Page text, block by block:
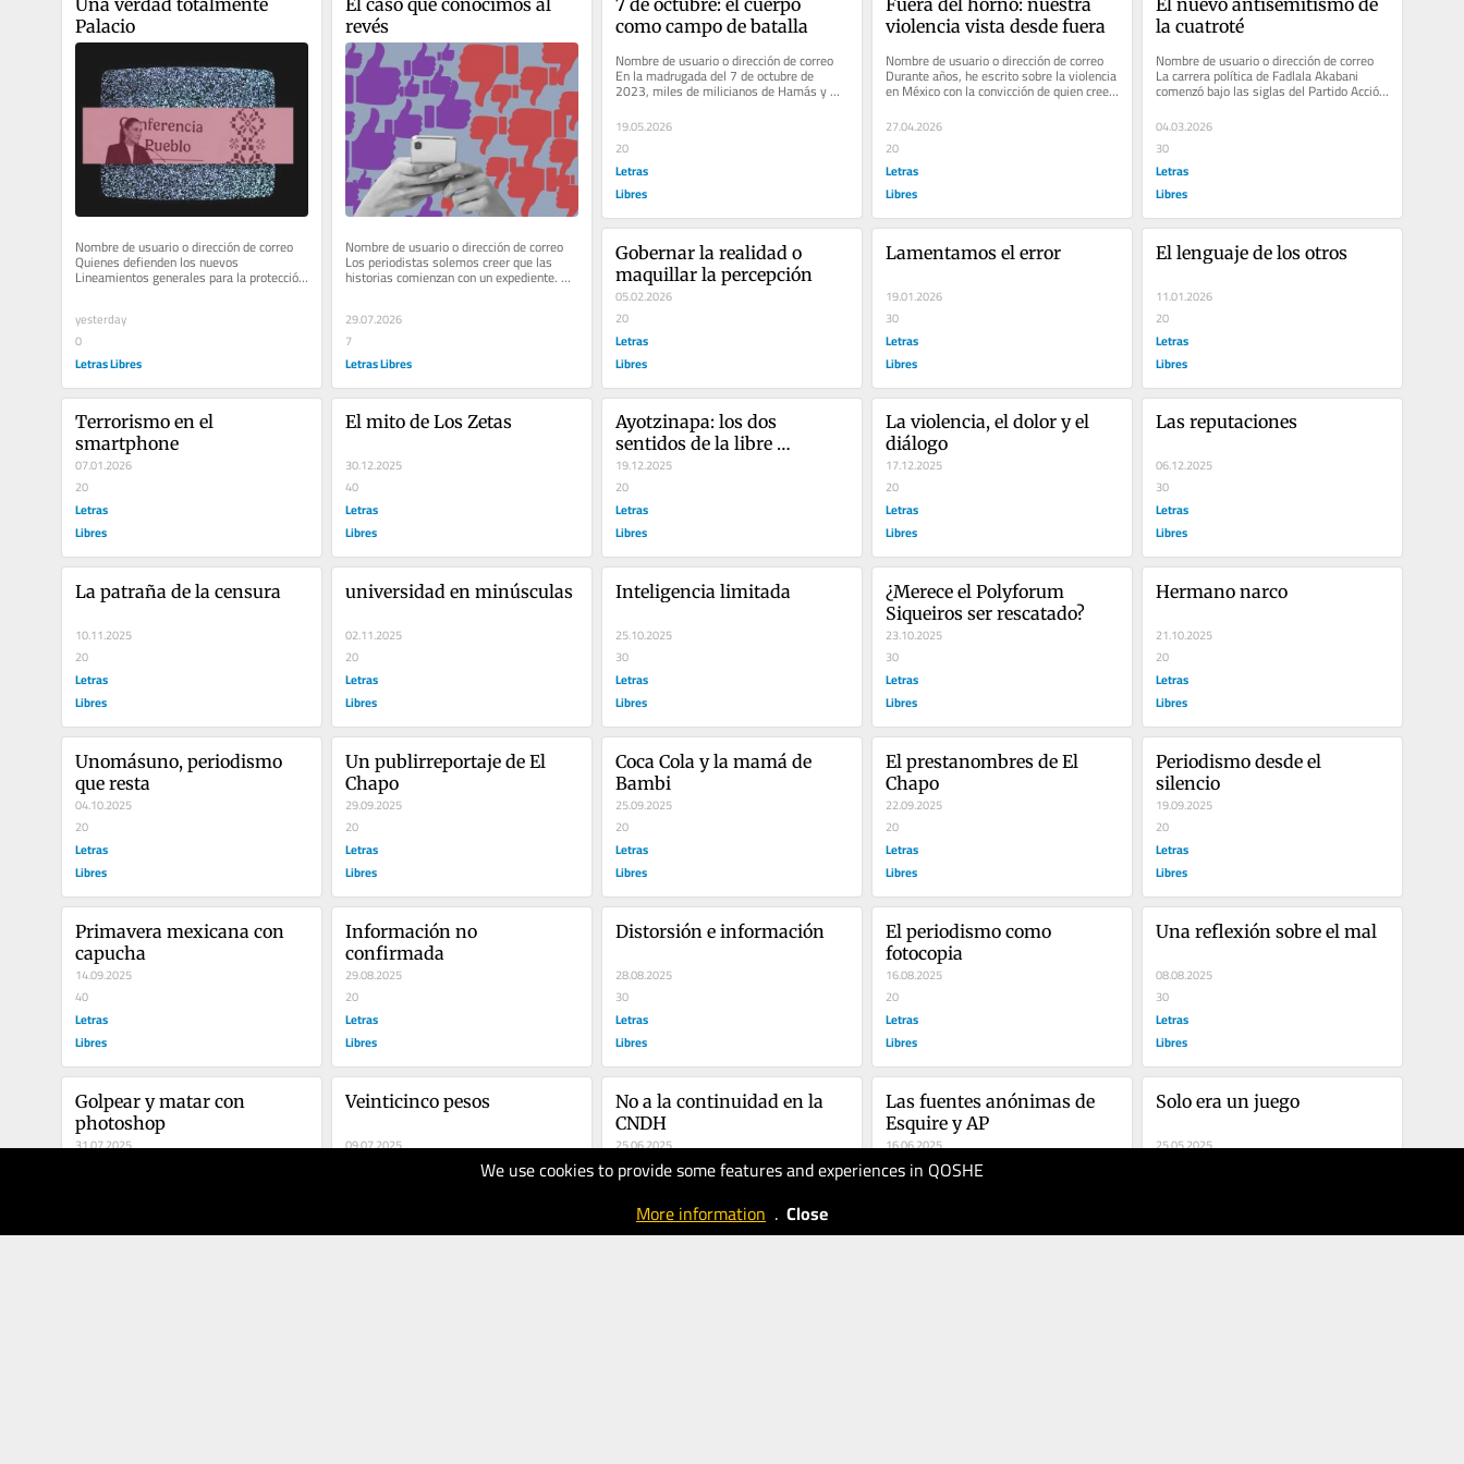
We use cookies to provide some features and experiences in QOSHE
More information . Close
Palacio
Nombre de usuario o dirección de correo
Quienes defienden los nuevos
Lineamientos generales para la protección
de los derechos de las audiencias han...
yesterday
0
Letras Libres
revés
Nombre de usuario o dirección de correo
Los periodistas solemos creer que las
historias comienzan con un expediente.
29.07.2026
7
Letras Libres
como campo de batalla
Nombre de usuario o dirección de correo
En la madrugada del 7 de octubre de
2023, miles de milicianos de Hamás y
civiles armados irrumpieron a...
19.05.2026
20
Letras
Libres
violencia vista desde fuera
Nombre de usuario o dirección de correo
Durante años, he escrito sobre la violencia
en México con la convicción de quien cree
27.04.2026
20
Letras
Libres
la cuatroté
Nombre de usuario o dirección de correo
La carrera política de Fadlala Akabani
comenzó bajo las siglas del Partido Acción
Nacional (PAN), donde...
04.03.2026
30
Letras
Libres
Gobernar la realidad o
maquillar la percepción
05.02.2026
20
Letras
Libres
Lamentamos el error
19.01.2026
30
Letras
Libres
El lenguaje de los otros
11.01.2026
20
Letras
Libres
Terrorismo en el
smartphone
07.01.2026
20
Letras
Libres
El mito de Los Zetas
30.12.2025
40
Letras
Libres
Ayotzinapa: los dos
sentidos de la libre
expresión
19.12.2025
20
Letras
Libres
La violencia, el dolor y el
diálogo
17.12.2025
20
Letras
Libres
Las reputaciones
06.12.2025
30
Letras
Libres
La patraña de la censura
10.11.2025
20
Letras
Libres
universidad en minúsculas
02.11.2025
20
Letras
Libres
Inteligencia limitada
25.10.2025
30
Letras
Libres
¿Merece el Polyforum
Siqueiros ser rescatado?
23.10.2025
30
Letras
Libres
Hermano narco
21.10.2025
20
Letras
Libres
Unomásuno, periodismo
que resta
04.10.2025
20
Letras
Libres
Un publirreportaje de El
Chapo
29.09.2025
20
Letras
Libres
Coca Cola y la mamá de
Bambi
25.09.2025
20
Letras
Libres
El prestanombres de El
Chapo
22.09.2025
20
Letras
Libres
Periodismo desde el
silencio
19.09.2025
20
Letras
Libres
Primavera mexicana con
capucha
14.09.2025
40
Letras
Libres
Información no
confirmada
29.08.2025
20
Letras
Libres
Distorsión e información
28.08.2025
30
Letras
Libres
El periodismo como
fotocopia
16.08.2025
20
Letras
Libres
Una reflexión sobre el mal
08.08.2025
30
Letras
Libres
Golpear y matar con
photoshop
31.07.2025
Veinticinco pesos
09.07.2025
No a la continuidad en la
CNDH
25.06.2025
20
Letras
Libres
Las fuentes anónimas de
Esquire y AP
16.06.2025
30
Solo era un juego
25.05.2025